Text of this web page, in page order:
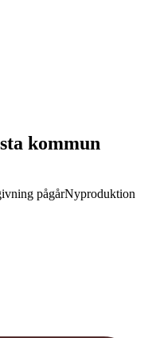
kommun
pågårNyproduktion